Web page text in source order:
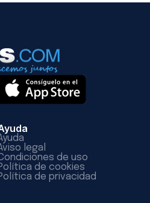
legal
de uso
de cookies
de privacidad